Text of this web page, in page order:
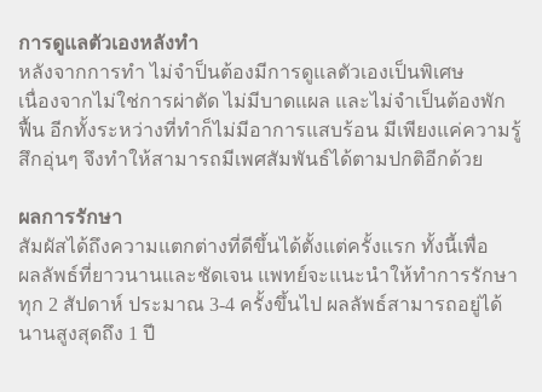
การดูแลตัวเองหลังทำ
หลังจากการทำ ไม่จำป็นต้องมีการดูแลตัวเองเป็นพิเศษ
เนื่องจากไม่ใช่การผ่าตัด ไม่มีบาดแผล และไม่จำเป็นต้องพัก
ฟื้น อีกทั้งระหว่างที่ทำก็ไม่มีอาการแสบร้อน มีเพียงแค่ความรู้
สึกอุ่นๆ จึงทำให้สามารถมีเพศสัมพันธ์ได้ตามปกติอีกด้วย
ผลการรักษา
สัมผัสได้ถึงความแตกต่างที่ดีขึ้นได้ตั้งแต่ครั้งแรก ทั้งนี้เพื่อ
ผลลัพธ์ที่ยาวนานและชัดเจน แพทย์จะแนะนำให้ทำการรักษา
ทุก 2 สัปดาห์ ประมาณ 3-4 ครั้งขึ้นไป ผลลัพธ์สามารถอยู่ได้
นานสูงสุดถึง 1 ปี